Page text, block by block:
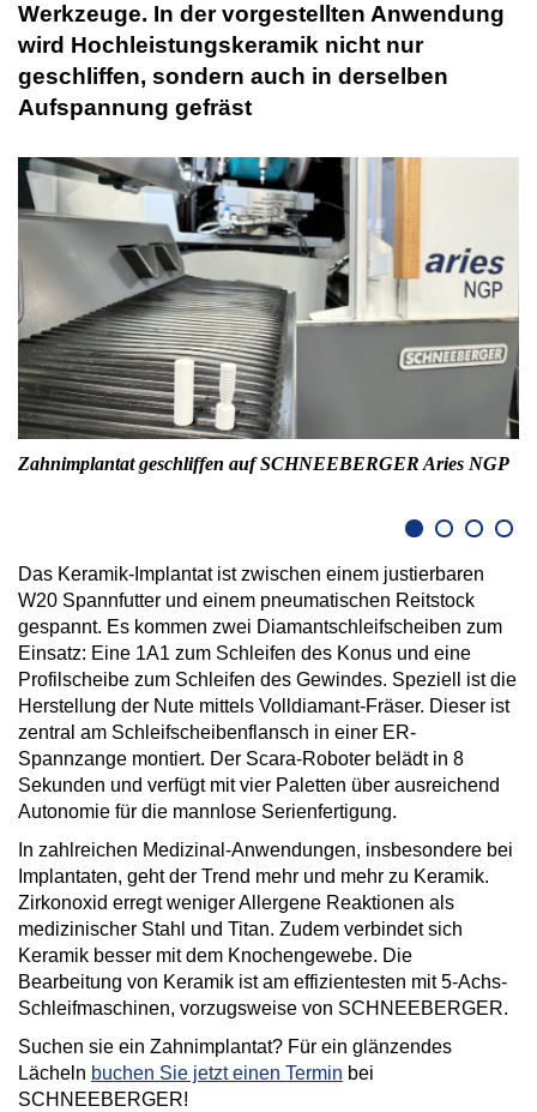
Werkzeuge. In der vorgestellten Anwendung
wird Hochleistungskeramik nicht nur
geschliffen, sondern auch in derselben
Aufspannung gefräst
Zahnimplantat geschliffen auf SCHNEEBERGER Aries NGP
Das Keramik-Implantat ist zwischen einem justierbaren
W20 Spannfutter und einem pneumatischen Reitstock
gespannt. Es kommen zwei Diamantschleifscheiben zum
Einsatz: Eine 1A1 zum Schleifen des Konus und eine
Profilscheibe zum Schleifen des Gewindes. Speziell ist die
Herstellung der Nute mittels Volldiamant-Fräser. Dieser ist
zentral am Schleifscheibenflansch in einer ER-
Spannzange montiert. Der Scara-Roboter belädt in 8
Sekunden und verfügt mit vier Paletten über ausreichend
Autonomie für die mannlose Serienfertigung.
In zahlreichen Medizinal-Anwendungen, insbesondere bei
Implantaten, geht der Trend mehr und mehr zu Keramik.
Zirkonoxid erregt weniger Allergene Reaktionen als
medizinischer Stahl und Titan. Zudem verbindet sich
Keramik besser mit dem Knochengewebe. Die
Bearbeitung von Keramik ist am effizientesten mit 5-Achs-
Schleifmaschinen, vorzugsweise von SCHNEEBERGER.
Suchen sie ein Zahnimplantat? Für ein glänzendes
Lächeln buchen Sie jetzt einen Termin bei
SCHNEEBERGER!